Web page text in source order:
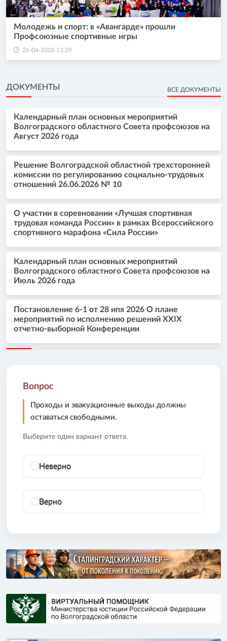
Молодежь и спорт: в «Авангарде» прошли
Профсоюзные спортивные игры
26-04-2026 13:29
ДОКУМЕНТЫ ВСЕ ДОКУМЕНТЫ
Календарный план основных мероприятий
Волгоградского областного Совета профсоюзов на
Август 2026 года
Решение Волгоградской областной трехсторонней
комиссии по регулированию социально-трудовых
отношений 26.06.2026 № 10
О участии в соревновании «Лучшая спортивная
трудовая команда России» в рамках Всероссийского
спортивного марафона «Сила России»
Календарный план основных мероприятий
Волгоградского областного Совета профсоюзов на
Июль 2026 года
Постановление 6-1 от 28 ипя 2026 О плане
мероприятий по исполнению решений XXIX
отчетно-выборной Конференции
Вопрос
Проходы и эвакуационные выходы должны
оставаться свободными.
Выберите один вариант ответа.
Неверно
Верно